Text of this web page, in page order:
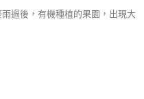
過後，有機種植的果園，出現大